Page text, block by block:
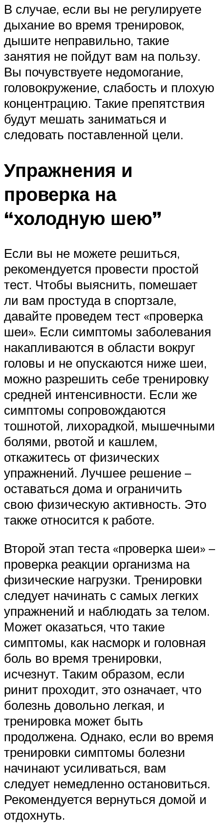
В случае, если вы не регулируете
дыхание во время тренировок,
дышите неправильно, такие
занятия не пойдут вам на пользу.
Вы почувствуете недомогание,
головокружение, слабость и плохую
концентрацию. Такие препятствия
будут мешать заниматься и
следовать поставленной цели.
Упражнения и
проверка на
“холодную шею”
Если вы не можете решиться,
рекомендуется провести простой
тест. Чтобы выяснить, помешает
ли вам простуда в спортзале,
давайте проведем тест «проверка
шеи». Если симптомы заболевания
накапливаются в области вокруг
головы и не опускаются ниже шеи,
можно разрешить себе тренировку
средней интенсивности. Если же
симптомы сопровождаются
тошнотой, лихорадкой, мышечными
болями, рвотой и кашлем,
откажитесь от физических
упражнений. Лучшее решение –
оставаться дома и ограничить
свою физическую активность. Это
также относится к работе.
Второй этап теста «проверка шеи» –
проверка реакции организма на
физические нагрузки. Тренировки
следует начинать с самых легких
упражнений и наблюдать за телом.
Может оказаться, что такие
симптомы, как насморк и головная
боль во время тренировки,
исчезнут. Таким образом, если
ринит проходит, это означает, что
болезнь довольно легкая, и
тренировка может быть
продолжена. Однако, если во время
тренировки симптомы болезни
начинают усиливаться, вам
следует немедленно остановиться.
Рекомендуется вернуться домой и
отдохнуть.